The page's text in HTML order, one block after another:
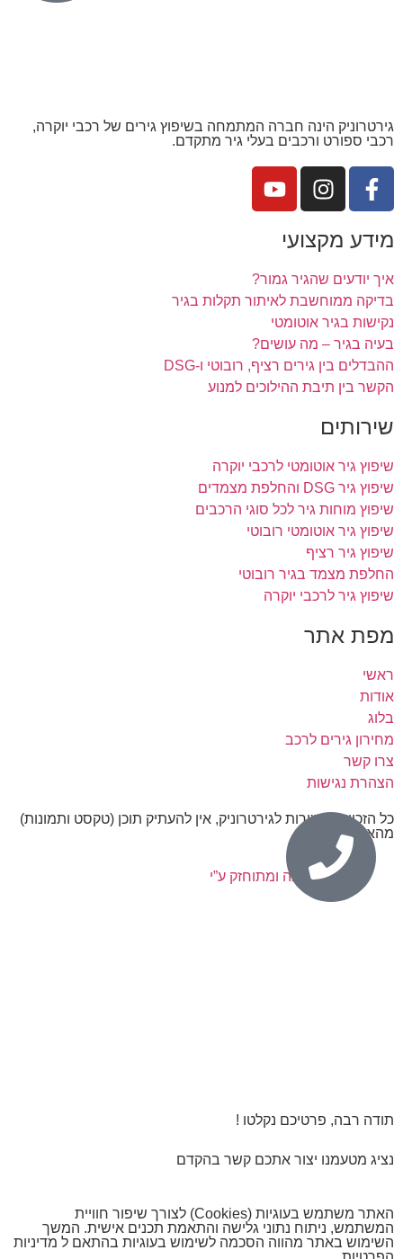
גירטרוניק הינה חברה המתמחה בשיפוץ גירים של רכבי יוקרה,
רכבי ספורט ורכבים בעלי גיר מתקדם.
מידע מקצועי
איך יודעים שהגיר גמור?
בדיקה ממוחשבת לאיתור תקלות בגיר
נקישות בגיר אוטומטי
בעיה בגיר – מה עושים?
ההבדלים בין גירים רציף, רובוטי ו-DSG
הקשר בין תיבת ההילוכים למנוע
שירותים
שיפוץ גיר אוטומטי לרכבי יוקרה
שיפוץ גיר DSG והחלפת מצמדים
שיפוץ מוחות גיר לכל סוגי הרכבים
שיפוץ גיר אוטומטי רובוטי
שיפוץ גיר רציף
החלפת מצמד בגיר רובוטי
שיפוץ גיר לרכבי יוקרה
מפת אתר
ראשי
אודות
בלוג
מחירון גירים לרכב
צרו קשר
הצהרת נגישות
כל הזכויות שמורות לגירטרוניק, אין להעתיק תוכן (טקסט ותמונות)
מהאתר.
נבנה ומתוחזק ע”י
תודה רבה, פרטיכם נקלטו !
נציג מטעמנו יצור אתכם קשר בהקדם
האתר משתמש בעוגיות (Cookies) לצורך שיפור חוויית
המשתמש, ניתוח נתוני גלישה והתאמת תכנים אישית. המשך
השימוש באתר מהווה הסכמה לשימוש בעוגיות בהתאם למדיניות